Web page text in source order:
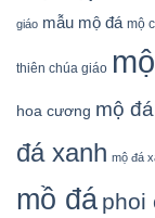
giáo mẫu mộ đá mộ
thiên chúa giáo
hoa cương mộ
đá xanh mộ đá
mồ đá phoi